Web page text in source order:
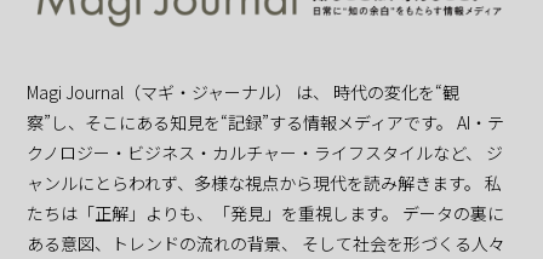
Magi Journal（マギ・ジャーナル） は、 時代の変化を“観
察”し、そこにある知見を“記録”する情報メディアです。 AI・テ
クノロジー・ビジネス・カルチャー・ライフスタイルなど、 ジ
ャンルにとらわれず、多様な視点から現代を読み解きます。 私
たちは「正解」よりも、「発見」を重視します。 データの裏に
ある意図、トレンドの流れの背景、 そして社会を形づくる人々